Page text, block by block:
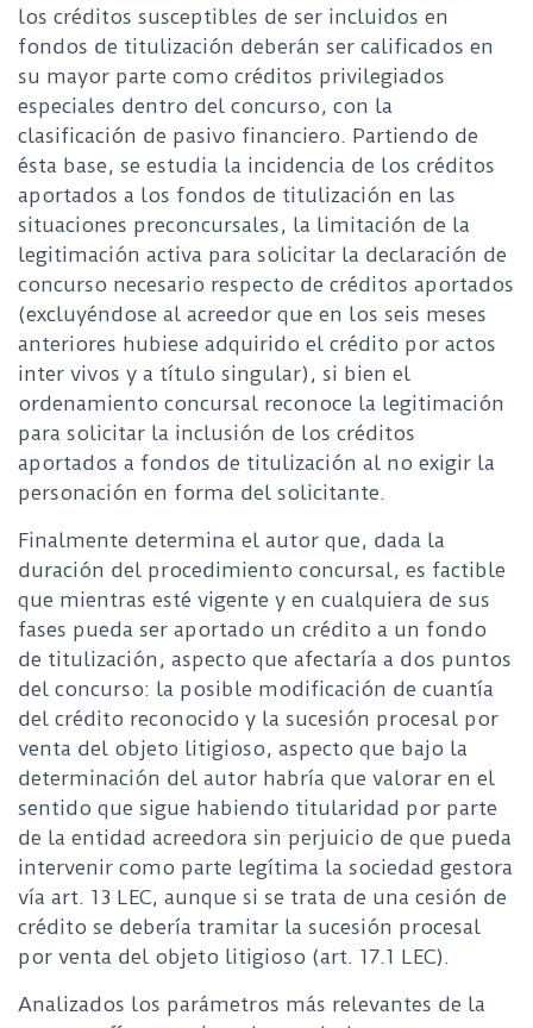
los créditos susceptibles de ser incluidos en
fondos de titulización deberán ser calificados en
su mayor parte como créditos privilegiados
especiales dentro del concurso, con la
clasificación de pasivo financiero. Partiendo de
ésta base, se estudia la incidencia de los créditos
aportados a los fondos de titulización en las
situaciones preconcursales, la limitación de la
legitimación activa para solicitar la declaración de
concurso necesario respecto de créditos aportados
(excluyéndose al acreedor que en los seis meses
anteriores hubiese adquirido el crédito por actos
inter vivos y a título singular), si bien el
ordenamiento concursal reconoce la legitimación
para solicitar la inclusión de los créditos
aportados a fondos de titulización al no exigir la
personación en forma del solicitante.
Finalmente determina el autor que, dada la
duración del procedimiento concursal, es factible
que mientras esté vigente y en cualquiera de sus
fases pueda ser aportado un crédito a un fondo
de titulización, aspecto que afectaría a dos puntos
del concurso: la posible modificación de cuantía
del crédito reconocido y la sucesión procesal por
venta del objeto litigioso, aspecto que bajo la
determinación del autor habría que valorar en el
sentido que sigue habiendo titularidad por parte
de la entidad acreedora sin perjuicio de que pueda
intervenir como parte legítima la sociedad gestora
vía art. 13 LEC, aunque si se trata de una cesión de
crédito se debería tramitar la sucesión procesal
por venta del objeto litigioso (art. 17.1 LEC).
Analizados los parámetros más relevantes de la